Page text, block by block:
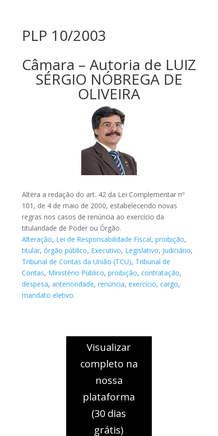
PLP 10/2003
Câmara – Autoria de LUIZ
SÉRGIO NÓBREGA DE
OLIVEIRA
Altera a redação do art. 42 da Lei Complementar nº
101, de 4 de maio de 2000, estabelecendo novas
regras nos casos de renúncia ao exercício da
titularidade de Poder ou Órgão.
Alteração, Lei de Responsabilidade Fiscal, proibição,
titular, órgão público, Executivo, Legislativo, Judiciário,
Tribunal de Contas da União (TCU), Tribunal de
Contas, Ministério Público, proibição, contratação,
despesa, anterioridade, renúncia, exercício, cargo,
mandato eletivo.
Visualizar
completo na
nossa
plataforma
(30 dias
grátis)